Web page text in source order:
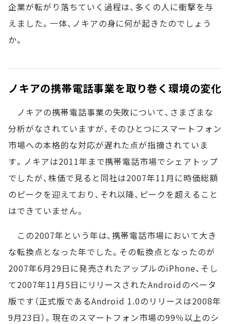
企業が転がり落ちていく過程は、多くの人に衝撃を与
えました。一体、ノキアの身に何が起きたのでしょう
か。
ノキアの携帯電話事業を取り巻く環境の変化
ノキアの携帯電話事業の失敗について、さまざまな
分析がなされていますが、そのひとつにスマートフォン
市場への本格的な対応が遅れた点が指摘されていま
す。ノキアは2011年まで携帯電話市場でシェアトップ
でしたが、株価で見ると同社は2007年11月に時価総額
のピークを迎えており、それ以降、ピークを超えること
はできていません。
この2007年という年は、携帯電話市場において大き
な転換点となった年でした。その転換点となったのが
2007年6月29日に発売されたアップルのiPhone、そし
て2007年11月5日にリリースされたAndroidのベータ
版です（正式版であるAndroid 1.0のリリースは2008年
9月23日）。現在のスマートフォン市場の99％以上のシ